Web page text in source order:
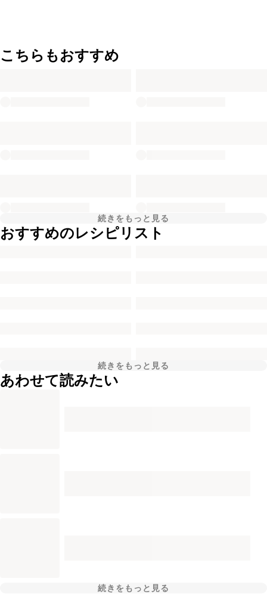
こちらもおすすめ
続きをもっと見る
おすすめのレシピリスト
続きをもっと見る
あわせて読みたい
続きをもっと見る